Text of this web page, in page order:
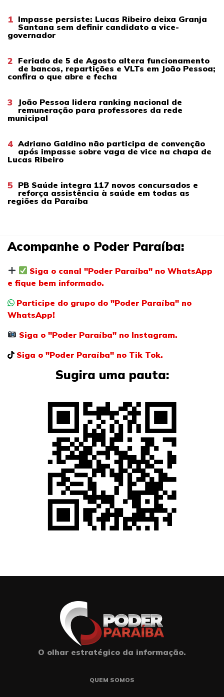
1 Impasse persiste: Lucas Ribeiro deixa Granja
Santana sem definir candidato a vice-
governador
2 Feriado de 5 de Agosto altera funcionamento
de bancos, repartições e VLTs em João Pessoa;
confira o que abre e fecha
3
João Pessoa lidera ranking nacional de
remuneração para professores da rede
municipal
4 Adriano Galdino não participa de convenção
após impasse sobre vaga de vice na chapa de
Lucas Ribeiro
5 PB Saúde integra 117 novos concursados e
reforça assistência à saúde em todas as
regiões da Paraíba
Acompanhe o Poder Paraíba:
Siga o canal "Poder Paraíba" no WhatsApp
e fique bem informado.
Participe do grupo do "Poder Paraíba" no
WhatsApp!
Siga o "Poder Paraíba" no Instagram.
Siga o "Poder Paraíba" no Tik Tok.
Sugira uma pauta:
O olhar estratégico da informação.
QUEM SOMOS